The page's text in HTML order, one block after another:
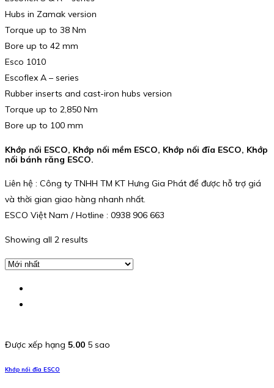
Hubs in Zamak version
Torque up to 38 Nm
Bore up to 42 mm
Esco 1010
Escoflex A – series
Rubber inserts and cast-iron hubs version
Torque up to 2,850 Nm
Bore up to 100 mm
Khớp nối ESCO, Khớp nối mềm ESCO, Khớp nối đĩa ESCO, Khớp
nối bánh răng ESCO.
Liên hệ : Công ty TNHH TM KT Hưng Gia Phát để được hỗ trợ giá
và thời gian giao hàng nhanh nhất.
ESCO Việt Nam / Hotline : 0938 906 663
Showing all 2 results
Được xếp hạng 5.00 5 sao
Khớp nối đĩa ESCO